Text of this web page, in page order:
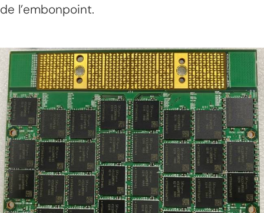
de l’embonpoint.